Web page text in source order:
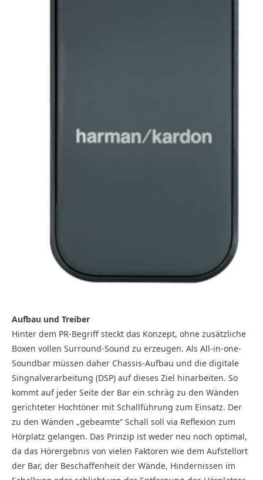
Aufbau und Treiber
Hinter dem PR-Begriff steckt das Konzept, ohne zusätzliche
Boxen vollen Surround-Sound zu erzeugen. Als All-in-one-
Soundbar müssen daher Chassis-Aufbau und die digitale
Singnalverarbeitung (DSP) auf dieses Ziel hinarbeiten. So
kommt auf jeder Seite der Bar ein schräg zu den Wänden
gerichteter Hochtöner mit Schallführung zum Einsatz. Der
zu den Wänden „gebeamte“ Schall soll via Reflexion zum
Hörplatz gelangen. Das Prinzip ist weder neu noch optimal,
da das Hörergebnis von vielen Faktoren wie dem Aufstellort
der Bar, der Beschaffenheit der Wände, Hindernissen im